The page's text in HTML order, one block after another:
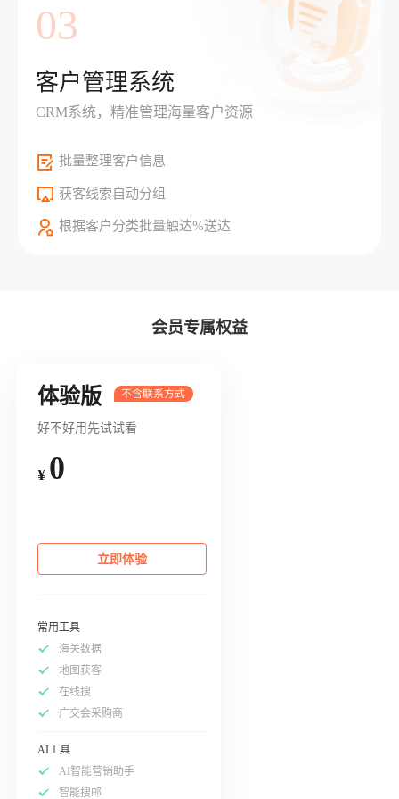
03
客户管理系统
CRM系统，精准管理海量客户资源
批量整理客户信息
获客线索自动分组
根据客户分类批量触达%送达
会员专属权益
体验版
好不好用先试试看
¥ 0
立即体验
常用工具
海关数据
地图获客
在线搜
广交会采购商
AI工具
AI智能营销助手
智能搜邮